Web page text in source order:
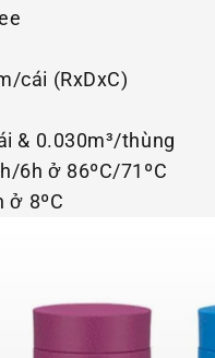
cái (RxDxC)
& 0.030m³/thùng
6h ở 86ºC/71ºC
ở 8ºC